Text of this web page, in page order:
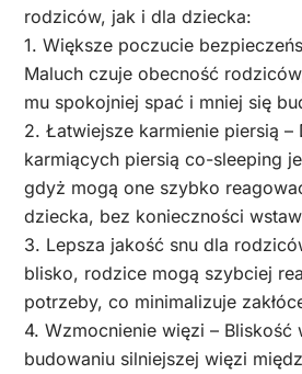
rodziców, jak i dla dziecka:
1. Większe poczucie
Maluch czuje obecność
mu spokojniej spać i mniej się
2. Łatwiejsze karmienie piersią –
karmiących piersią co-sleeping
gdyż mogą one szybko
dziecka, bez konieczności
3. Lepsza jakość snu dla
blisko, rodzice mogą szybciej
potrzeby, co minimalizuje
4. Wzmocnienie więzi – Bliskość
budowaniu silniejszej więzi